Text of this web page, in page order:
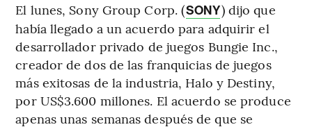
El lunes, Sony Group Corp. (SONY) dijo que
había llegado a un acuerdo para adquirir el
desarrollador privado de juegos Bungie Inc.,
creador de dos de las franquicias de juegos
más exitosas de la industria, Halo y Destiny,
por US$3.600 millones. El acuerdo se produce
apenas unas semanas después de que se